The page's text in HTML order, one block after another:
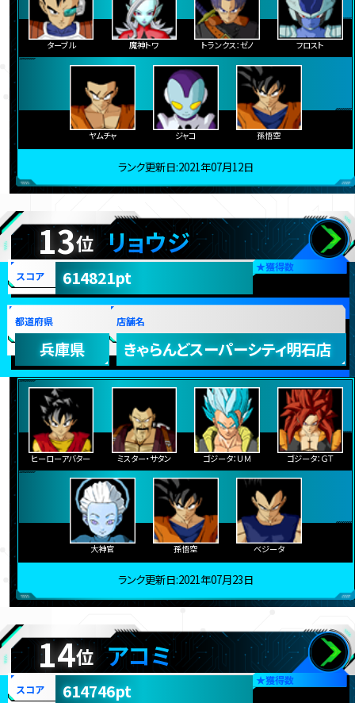
ターブル 魔神トワ トランクス：ゼノ フロスト
ヤムチャ ジャコ 孫悟空
ランク更新日:2021年07月12日
13位 リョウジ
★獲得数
スコア 614821pt
都道府県
兵庫県
店舗名
きゃらんどスーパーシティ明石店
ヒーローアバター ミスター・サタン ゴジータ：ＵＭ ゴジータ：ＧＴ
大神官 孫悟空 ベジータ
ランク更新日:2021年07月23日
14位 アコミ
★獲得数
スコア 614746pt